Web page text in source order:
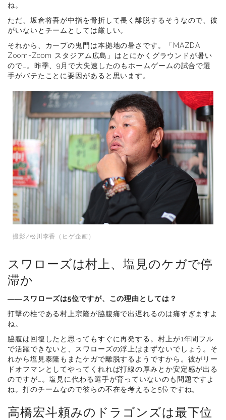
ね。
ただ、坂倉将吾が中指を骨折して長く離脱するそうなので、彼
がいないとチームとしては厳しい。
それから、カープの鬼門は本拠地の暑さです。「MAZDA
Zoom-Zoom スタジアム広島」はとにかくグラウンドが暑い
ので…。昨季、9月で大失速したのもホームゲームの試合で選
手がバテたことに要因があると思います。
撮影/松川李香（ヒゲ企画）
スワローズは村上、塩見のケガで停
滞か
――スワローズは5位ですが、この理由としては？
打撃の柱である村上宗隆が脇腹痛で出遅れるのは痛すぎますよ
ね。
脇腹は回復したと思ってもすぐに再発する。村上が1年間フル
で活躍できないと、スワローズの浮上はまずないでしょう。そ
れから塩見泰隆もまたケガで離脱するようですから。彼がリー
ドオフマンとしてやってくれれば打線の厚みとか安定感が出る
のですが…。塩見に代わる選手が育っていないのも問題ですよ
ね。打のチームなので彼らの不在を考えると5位ですね。
高橋宏斗頼みのドラゴンズは最下位